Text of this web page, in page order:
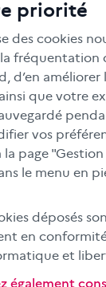
priorité
des cookies
fréquentation
d’en améliorer
que votre
vos
page "Gestion
le menu en
déposés
en
et
également